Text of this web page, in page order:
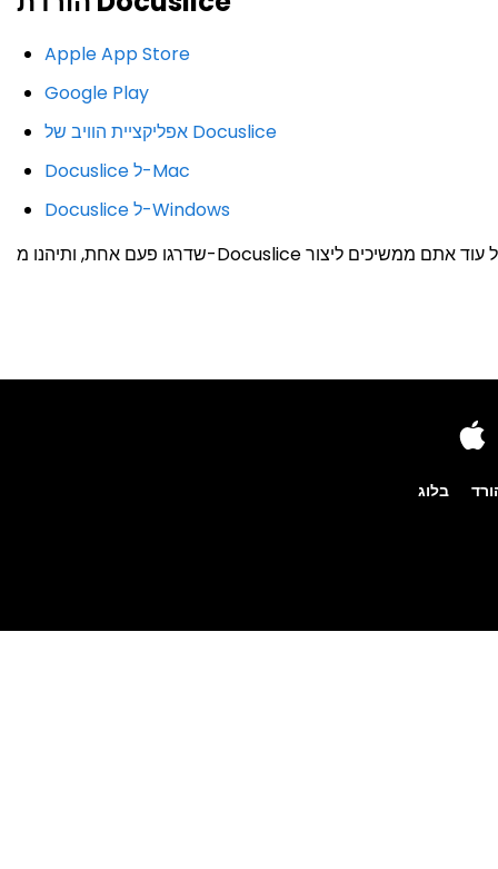
Apple App Store
Google Play
אפליקציית הוויב של Docuslice
Docuslice ל-Mac
Docuslice ל-Windows
בלוג